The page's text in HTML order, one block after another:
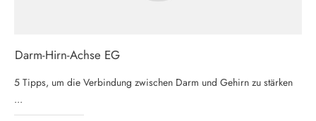
Darm-Hirn-Achse EG
5 Tipps, um die Verbindung zwischen Darm und Gehirn zu stärken
...